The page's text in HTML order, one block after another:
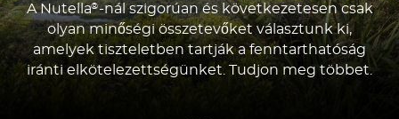
A Nutella®-nál szigorúan és következetesen csak
olyan minőségi összetevőket választunk ki,
amelyek tiszteletben tartják a fenntarthatóság
iránti elkötelezettségünket. Tudjon meg többet.